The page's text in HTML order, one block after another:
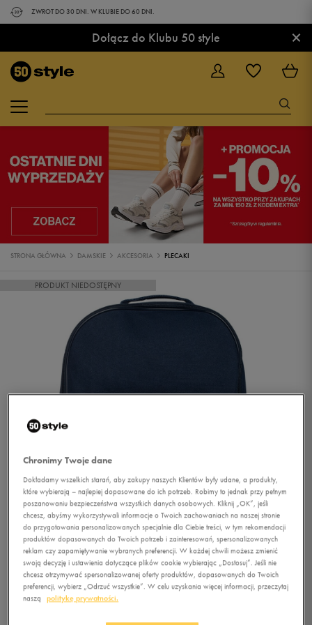
ZWROT DO 30 DNI. W KLUBIE DO 60 DNI.
Dołącz do Klubu 50 style ×
STRONA GŁÓWNA DAMSKIE AKCESORIA PLECAKI
PRODUKT NIEDOSTĘPNY
Chronimy Twoje dane
Dokładamy wszelkich starań, aby zakupy naszych Klientów były udane, a produkty,
które wybierają – najlepiej dopasowane do ich potrzeb. Robimy to jednak przy pełnym
poszanowaniu bezpieczeństwa wszystkich danych osobowych. Kliknij „OK”, jeśli
chcesz, abyśmy wykorzystywali informacje o Twoich zachowaniach na naszej stronie
do przygotowania personalizowanych specjalnie dla Ciebie treści, w tym rekomendacji
produktów dopasowanych do Twoich potrzeb i zainteresowań, spersonalizowanych
reklam czy zapamiętywanie wybranych preferencji. W każdej chwili możesz zmienić
swoją decyzję i ustawienia dotyczące plików cookie wybierając „Dostosuj”. Jeśli nie
chcesz otrzymywać spersonalizowanej oferty produktów, dopasowanych do Twoich
preferencji, wybierz „Odrzuć wszystkie”. W celu uzyskania więcej informacji, przeczytaj
naszą
politykę prywatności.